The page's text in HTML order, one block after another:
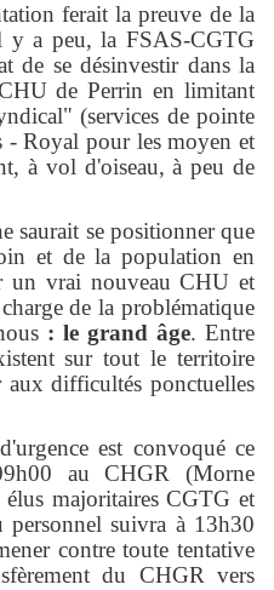
ferait la preuve de la
y a peu, la FSAS-CGTG
de se désinvestir dans la
de Perrin en limitant
(services de pointe
- Royal pour les moyen et
à vol d'oiseau, à peu de
se positionner que
et de la population en
un vrai nouveau CHU et
de la problématique
: le grand âge. Entre
sur tout le territoire
difficultés ponctuelles
est convoqué ce
au CHGR (Morne
majoritaires CGTG et
personnel suivra à 13h30
contre toute tentative
du CHGR vers